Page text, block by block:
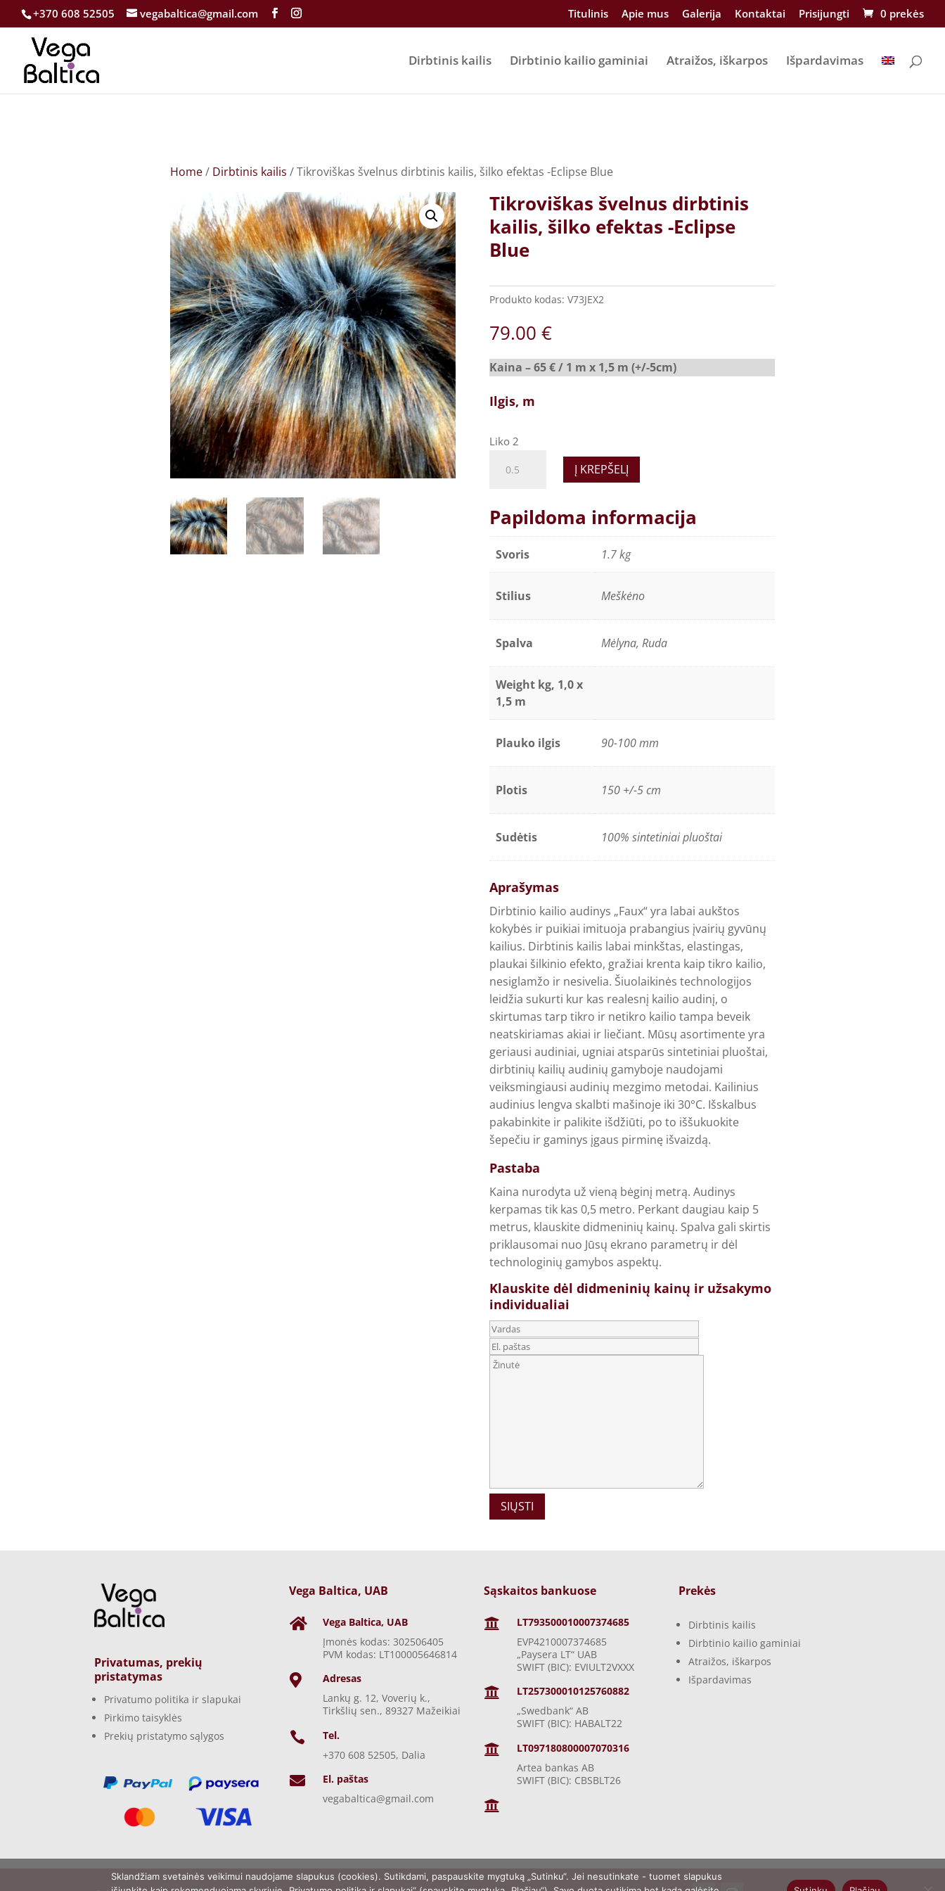
+370 608 52505 vegabaltica@gmail.com Titulinis Apie mus Galerija Kontaktai Prisijungti 0 prekės
Dirbtinis kailis Dirbtinio kailio gaminiai Atraižos, iškarpos Išpardavimas
Home/ Dirbtinis kailis / Tikroviškas švelnus dirbtinis kailis, šilko efektas -Eclipse Blue
Tikroviškas švelnus dirbtinis
kailis, šilko efektas -Eclipse
Blue
Produkto kodas: V73JEX2
79.00 €
Kaina – 65 € / 1 m x 1,5 m (+/-5cm)
Ilgis, m
Liko 2
švelnus
kailis,
šilko
efektas
Blue
quantity
Į KREPŠELĮ
Papildoma informacija
Svoris 1.7 kg
Stilius Meškėno
Spalva Mėlyna, Ruda
Weight kg, 1,0 x
1,5 m
Plauko ilgis 90-100 mm
Plotis 150 +/-5 cm
Sudėtis 100% sintetiniai pluoštai
Aprašymas
Dirbtinio kailio audinys „Faux“ yra labai aukštos
kokybės ir puikiai imituoja prabangius įvairių gyvūnų
kailius. Dirbtinis kailis labai minkštas, elastingas,
plaukai šilkinio efekto, gražiai krenta kaip tikro kailio,
nesiglamžo ir nesivelia. Šiuolaikinės technologijos
leidžia sukurti kur kas realesnį kailio audinį, o
skirtumas tarp tikro ir netikro kailio tampa beveik
neatskiriamas akiai ir liečiant. Mūsų asortimente yra
geriausi audiniai, ugniai atsparūs sintetiniai pluoštai,
dirbtinių kailių audinių gamyboje naudojami
veiksmingiausi audinių mezgimo metodai. Kailinius
audinius lengva skalbti mašinoje iki 30°C. Išskalbus
pakabinkite ir palikite išdžiūti, po to iššukuokite
šepečiu ir gaminys įgaus pirminę išvaizdą.
Pastaba
Kaina nurodyta už vieną bėginį metrą. Audinys
kerpamas tik kas 0,5 metro. Perkant daugiau kaip 5
metrus, klauskite didmeninių kainų. Spalva gali skirtis
priklausomai nuo Jūsų ekrano parametrų ir dėl
technologinių gamybos aspektų.
Klauskite dėl didmeninių kainų ir užsakymo
individualiai
Privatumas, prekių
pristatymas
Privatumo politika ir slapukai
Pirkimo taisyklės
Prekių pristatymo sąlygos
Vega Baltica, UAB

Vega Baltica, UAB
Įmonės kodas: 302506405
PVM kodas: LT100005646814

Adresas
Lankų g. 12, Voverių k.,
Tirkšlių sen., 89327 Mažeikiai

Tel.
+370 608 52505, Dalia

El. paštas
vegabaltica@gmail.com
Sąskaitos bankuose

LT793500010007374685
EVP4210007374685
„Paysera LT“ UAB
SWIFT (BIC): EVIULT2VXXX

LT257300010125760882
„Swedbank“ AB
SWIFT (BIC): HABALT22

LT097180800007070316
Artea bankas AB
SWIFT (BIC): CBSBLT26

Prekės
Dirbtinis kailis
Dirbtinio kailio gaminiai
Atraižos, iškarpos
Išpardavimas
Sklandžiam svetainės veikimui naudojame slapukus (cookies). Sutikdami, paspauskite mygtuką „Sutinku“. Jei nesutinkate - tuomet slapukus